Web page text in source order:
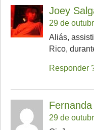
Joey
29 de
Aliás,
Rico,
Responder
29 de